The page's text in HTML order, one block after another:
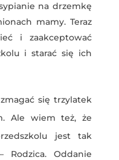
na drzemkę
mamy. Teraz
i zaakceptować
i starać się ich
się trzylatek
Ale wiem też, że
jest tak
Oddanie